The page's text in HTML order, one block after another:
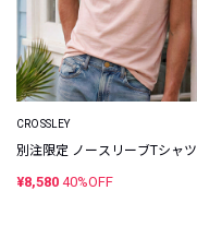
CROSSLEY
別注限定 ノースリーブTシャツ
¥8,580 40%OFF